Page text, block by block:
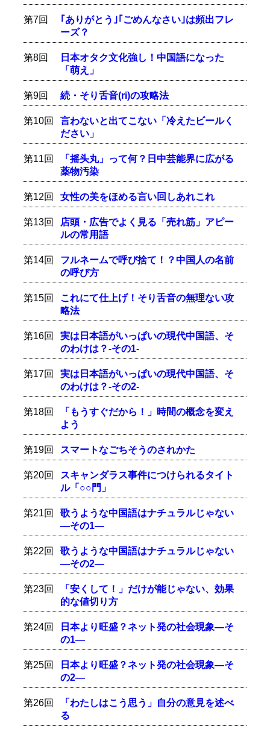
第7回
｢ありがとう｣｢ごめんなさい｣は頻出フレ
ーズ？
第8回
日本オタク文化強し！中国語になった
「萌え」
第9回 続・そり舌音(ri)の攻略法
第10回
言わないと出てこない「冷えたビールく
ださい」
第11回
「摇头丸」って何？日中芸能界に広がる
薬物汚染
第12回 女性の美をほめる言い回しあれこれ
第13回
店頭・広告でよく見る「売れ筋」アピー
ルの常用語
第14回
フルネームで呼び捨て！？中国人の名前
の呼び方
第15回
これにて仕上げ！そり舌音の無理ない攻
略法
第16回
実は日本語がいっぱいの現代中国語、そ
のわけは？-その1-
第17回
実は日本語がいっぱいの現代中国語、そ
のわけは？-その2-
第18回
「もうすぐだから！」時間の概念を変え
よう
第19回 スマートなごちそうのされかた
第20回
スキャンダラス事件につけられるタイト
ル「○○門」
第21回
歌うような中国語はナチュラルじゃない
―その1―
第22回
歌うような中国語はナチュラルじゃない
―その2―
第23回
「安くして！」だけが能じゃない、効果
的な値切り方
第24回
日本より旺盛？ネット発の社会現象―そ
の1―
第25回
日本より旺盛？ネット発の社会現象―そ
の2―
第26回
「わたしはこう思う」自分の意見を述べ
る